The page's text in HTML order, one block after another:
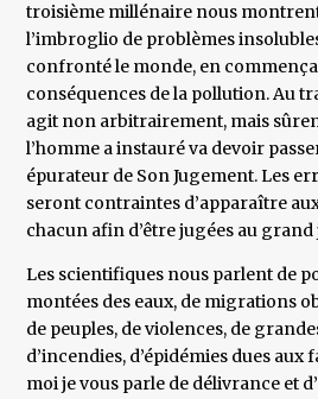
troisième millénaire nous
l’imbroglio de problèmes
confronté le monde, en
conséquences de la pollution. Au
agit non arbitrairement, mais
l’homme a instauré va devoir
épurateur de Son Jugement. Les
seront contraintes d’apparaître
chacun afin d’être jugées au grand
Les scientifiques nous parlent de
montées des eaux, de migrations
de peuples, de violences, de
d’incendies, d’épidémies dues
moi je vous parle de délivrance et